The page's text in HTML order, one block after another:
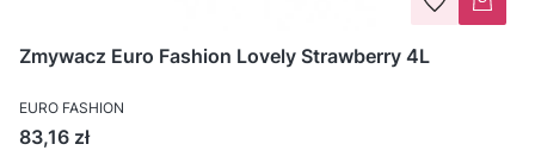
Zmywacz Euro Fashion Lovely Strawberry 4L
EURO FASHION
Cena
83,16 zł